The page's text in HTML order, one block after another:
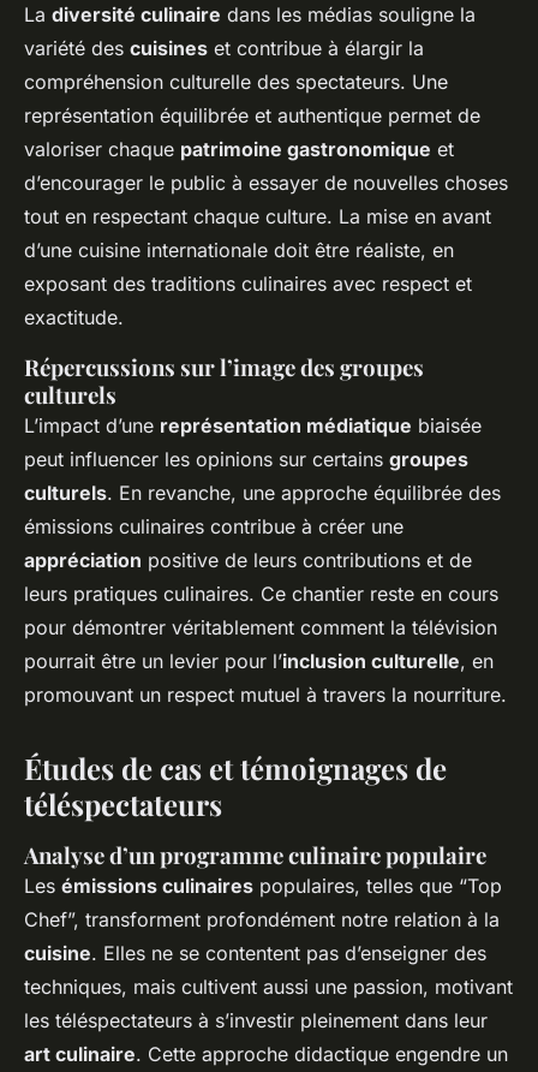
La diversité culinaire dans les médias souligne la
variété des cuisines et contribue à élargir la
compréhension culturelle des spectateurs. Une
représentation équilibrée et authentique permet de
valoriser chaque patrimoine gastronomique et
d’encourager le public à essayer de nouvelles choses
tout en respectant chaque culture. La mise en avant
d’une cuisine internationale doit être réaliste, en
exposant des traditions culinaires avec respect et
exactitude.
Répercussions sur l’image des groupes
culturels
L’impact d’une représentation médiatique biaisée
peut influencer les opinions sur certains groupes
culturels. En revanche, une approche équilibrée des
émissions culinaires contribue à créer une
appréciation positive de leurs contributions et de
leurs pratiques culinaires. Ce chantier reste en cours
pour démontrer véritablement comment la télévision
pourrait être un levier pour l’inclusion culturelle, en
promouvant un respect mutuel à travers la nourriture.
Études de cas et témoignages de
téléspectateurs
Analyse d’un programme culinaire populaire
Les émissions culinaires populaires, telles que “Top
Chef”, transforment profondément notre relation à la
cuisine. Elles ne se contentent pas d’enseigner des
techniques, mais cultivent aussi une passion, motivant
les téléspectateurs à s’investir pleinement dans leur
art culinaire. Cette approche didactique engendre un